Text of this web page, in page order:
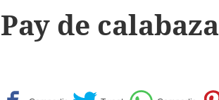
Pay de calabaza